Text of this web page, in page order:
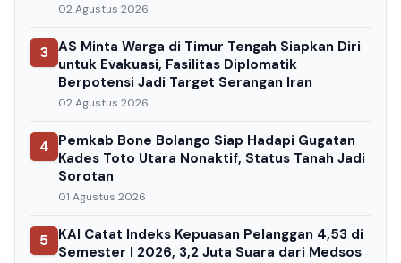
Over
02 Agustus 2026
3 AS Minta Warga di Timur Tengah Siapkan Diri
untuk Evakuasi, Fasilitas Diplomatik
Berpotensi Jadi Target Serangan Iran
02 Agustus 2026
4 Pemkab Bone Bolango Siap Hadapi Gugatan
Kades Toto Utara Nonaktif, Status Tanah Jadi
Sorotan
01 Agustus 2026
5
KAI Catat Indeks Kepuasan Pelanggan 4,53 di
Semester I 2026, 3,2 Juta Suara dari Medsos